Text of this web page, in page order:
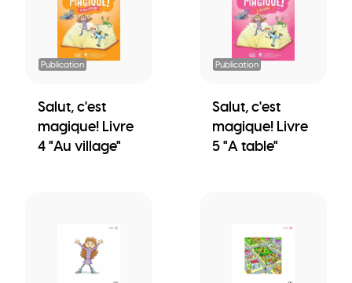
Publication
Salut, c'est
magique! Livre
4 "Au village"
Publication
Salut, c'est
magique! Livre
5 "A table"